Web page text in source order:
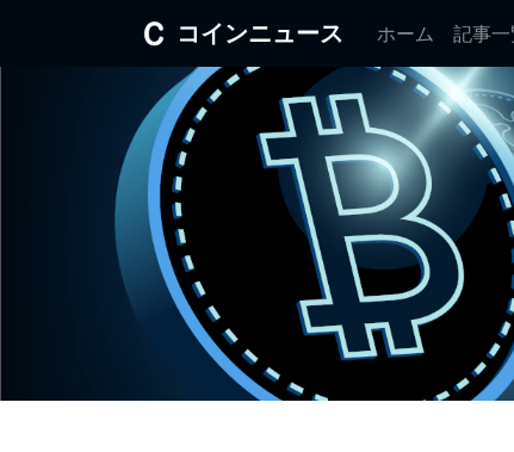
コインニュース ホーム 記事